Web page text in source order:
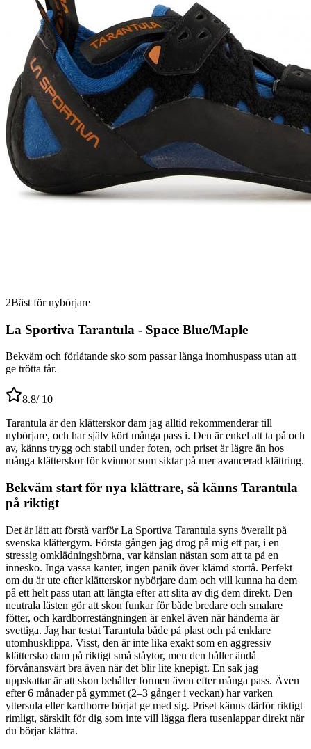
2Bäst för nybörjare
La Sportiva Tarantula - Space Blue/Maple
Bekväm och förlåtande sko som passar långa inomhuspass utan att
ge trötta tår.
8.8/ 10
Tarantula är den klätterskor dam jag alltid rekommenderar till
nybörjare, och har själv kört många pass i. Den är enkel att ta på och
av, känns trygg och stabil under foten, och priset är lägre än hos
många klätterskor för kvinnor som siktar på mer avancerad klättring.
Bekväm start för nya klättrare, så känns Tarantula
på riktigt
Det är lätt att förstå varför La Sportiva Tarantula syns överallt på
svenska klättergym. Första gången jag drog på mig ett par, i en
stressig omklädningshörna, var känslan nästan som att ta på en
innesko. Inga vassa kanter, ingen panik över klämd stortå. Perfekt
om du är ute efter klätterskor nybörjare dam och vill kunna ha dem
på ett helt pass utan att längta efter att slita av dig dem direkt. Den
neutrala lästen gör att skon funkar för både bredare och smalare
fötter, och kardborrestängningen är enkel även när händerna är
svettiga. Jag har testat Tarantula både på plast och på enklare
utomhusklippa. Visst, den är inte lika exakt som en aggressiv
klättersko dam på riktigt små ståytor, men den håller ändå
förvånansvärt bra även när det blir lite knepigt. En sak jag
uppskattar är att skon behåller formen även efter många pass. Även
efter 6 månader på gymmet (2–3 gånger i veckan) har varken
yttersula eller kardborre börjat ge med sig. Priset känns därför riktigt
rimligt, särskilt för dig som inte vill lägga flera tusenlappar direkt när
du börjar klättra.